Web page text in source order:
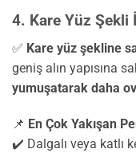
4. Kare Yüz Şekli
✅ Kare yüz şekline
geniş alın yapısına
yumuşatarak daha
📌 En Çok Yakışan
✔️ Dalgalı veya katlı